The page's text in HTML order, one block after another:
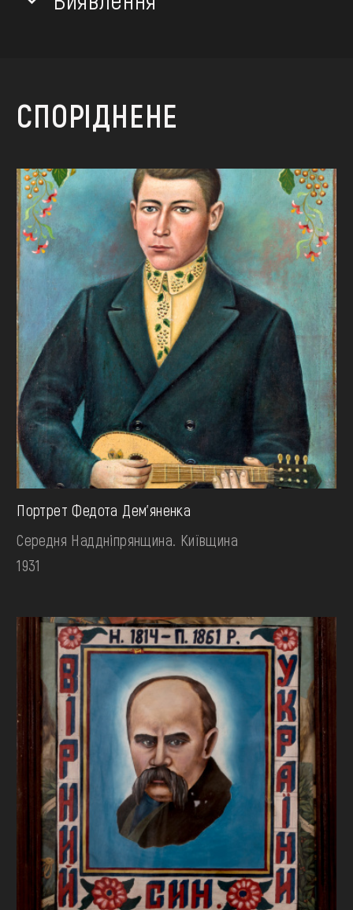
СПОРІДНЕНЕ
Портрет Федота Дем’яненка
Середня Наддніпрянщина. Київщина
1931